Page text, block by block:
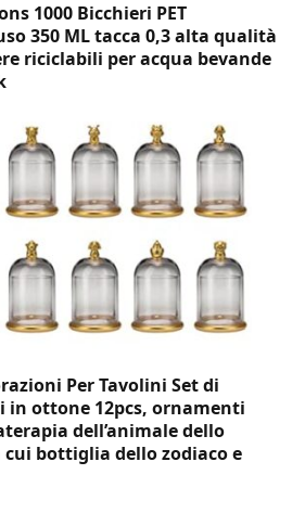
1000 Bicchieri PET
350 ML tacca 0,3 alta qualità
riciclabili per acqua bevande
Per Tavolini Set di
ottone 12pcs, ornamenti
dell’animale dello
cui bottiglia dello zodiaco e